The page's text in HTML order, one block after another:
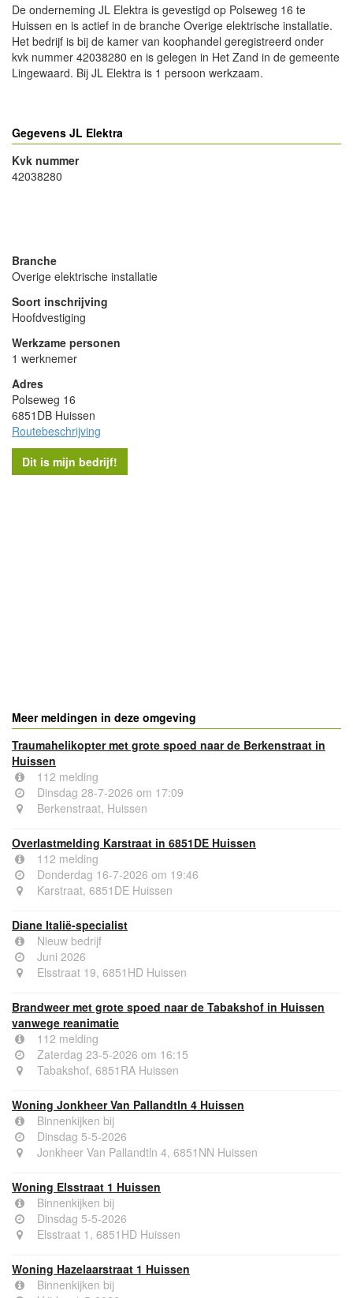
De onderneming JL Elektra is gevestigd op Polseweg 16 te
Huissen en is actief in de branche Overige elektrische installatie.
Het bedrijf is bij de kamer van koophandel geregistreerd onder
kvk nummer 42038280 en is gelegen in Het Zand in de gemeente
Lingewaard. Bij JL Elektra is 1 persoon werkzaam.
Gegevens JL Elektra
Kvk nummer
42038280
Branche
Overige elektrische installatie
Soort inschrijving
Hoofdvestiging
Werkzame personen
1 werknemer
Adres
Polseweg 16
6851DB Huissen
Routebeschrijving
Meer meldingen in deze omgeving
Traumahelikopter met grote spoed naar de Berkenstraat in
Huissen
112 melding
Dinsdag 28-7-2026 om 17:09
Berkenstraat, Huissen
Overlastmelding Karstraat in 6851DE Huissen
112 melding
Donderdag 16-7-2026 om 19:46
Karstraat, 6851DE Huissen
Diane Italië-specialist
Nieuw bedrijf
Juni 2026
Elsstraat 19, 6851HD Huissen
Brandweer met grote spoed naar de Tabakshof in Huissen
vanwege reanimatie
112 melding
Zaterdag 23-5-2026 om 16:15
Tabakshof, 6851RA Huissen
Woning Jonkheer Van Pallandtln 4 Huissen
Binnenkijken bij
Dinsdag 5-5-2026
Jonkheer Van Pallandtln 4, 6851NN Huissen
Woning Elsstraat 1 Huissen
Binnenkijken bij
Dinsdag 5-5-2026
Elsstraat 1, 6851HD Huissen
Woning Hazelaarstraat 1 Huissen
Binnenkijken bij